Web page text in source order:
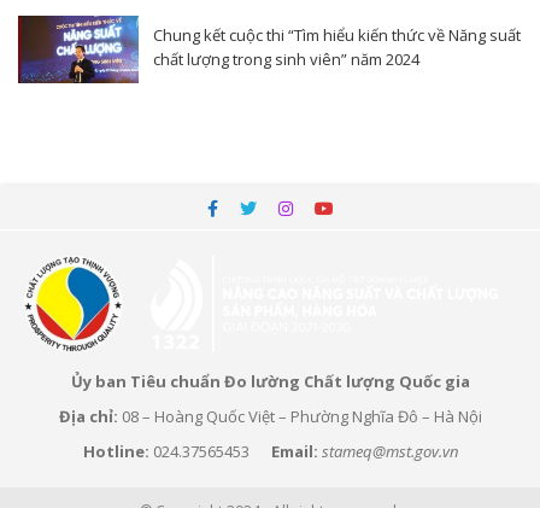
Chung kết cuộc thi “Tìm hiểu kiến thức về Năng suất
chất lượng trong sinh viên” năm 2024
Ủy ban Tiêu chuẩn Đo lường Chất lượng Quốc gia
Địa chỉ: 08 – Hoàng Quốc Việt – Phường Nghĩa Đô – Hà Nội
Hotline: 024.37565453 Email: stameq@mst.gov.vn